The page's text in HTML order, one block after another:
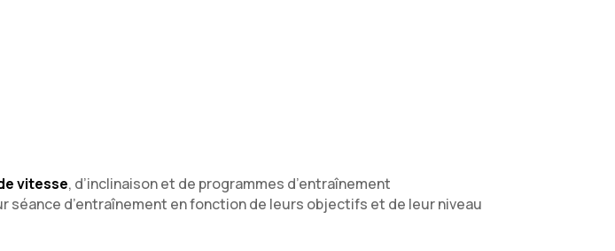
vitesse, d’inclinaison et de programmes d’entraînement
d’entraînement en fonction de leurs objectifs et de leur niveau